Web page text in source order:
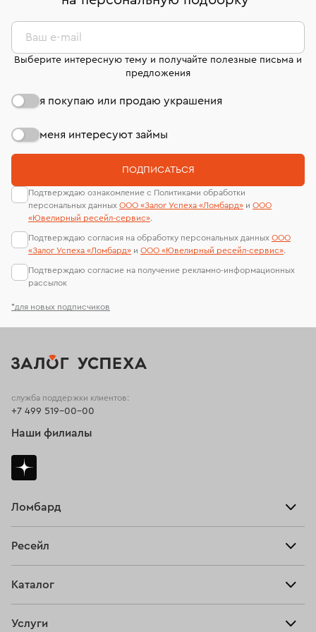
дней на возврат. Детальные условия возврата
комиссионных украшений и часов смотрите на
странице«Возврат украшений»
сертификаты МГУ и других геммологических
лабораторий
*для новых подписчиков
Ваш e-mail
Выберите интересную тему и получайте полезные письма и
предложения
я покупаю или продаю украшения
меня интересуют займы
ПОДПИСАТЬСЯ
Подтверждаю ознакомление с Политиками обработки
персональных данных ООО «Залог Успеха «Ломбард» и ООО
«Ювелирный ресейл-сервиc».
Подтверждаю согласия на обработку персональных данных ООО
«Залог Успеха «Ломбард» и ООО «Ювелирный ресейл-сервиc».
Подтверждаю согласие на получение рекламно-информационных
рассылок
Ломбард
Тарифы
Ресейл
Купить
Каталог
Услуги
служба поддержки клиентов:
+7 499 519-00-00
Наши филиалы